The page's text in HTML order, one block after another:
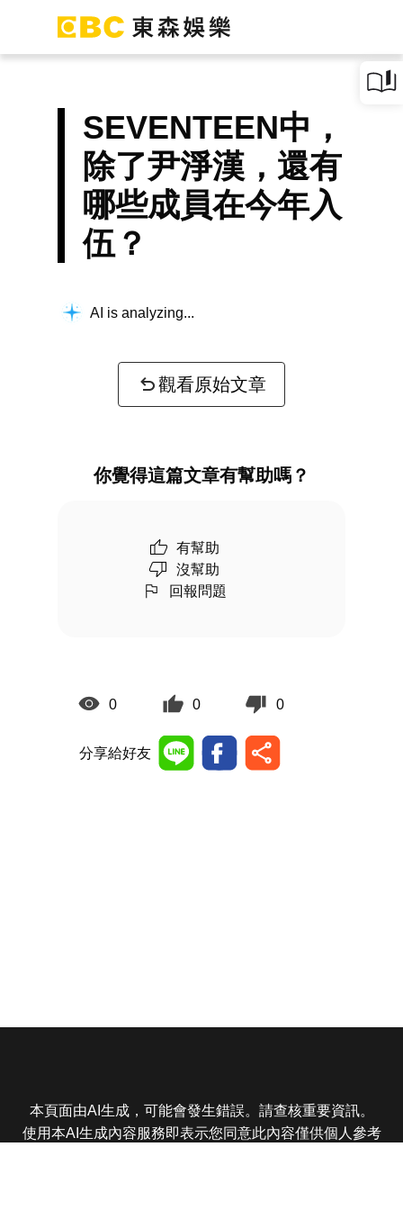
SEVENTEEN中，
除了尹淨漢，還有
哪些成員在今年入
伍？
AI is analyzing...
觀看原始文章
你覺得這篇文章有幫助嗎？
有幫助
沒幫助
回報問題
0 0 0
分享給好友
本頁面由AI生成，可能會發生錯誤。請查核重要資訊。
使用本AI生成內容服務即表示您同意此內容僅供個人參考